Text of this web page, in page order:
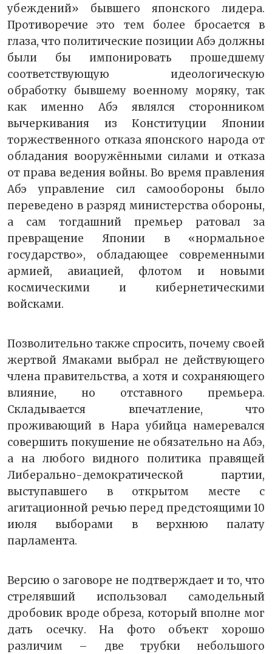
убеждений» бывшего японского лидера.
Противоречие это тем более бросается в
глаза, что политические позиции Абэ должны
были бы импонировать прошедшему
соответствующую идеологическую
обработку бывшему военному моряку, так
как именно Абэ являлся сторонником
вычеркивания из Конституции Японии
торжественного отказа японского народа от
обладания вооружёнными силами и отказа
от права ведения войны. Во время правления
Абэ управление сил самообороны было
переведено в разряд министерства обороны,
а сам тогдашний премьер ратовал за
превращение Японии в «нормальное
государство», обладающее современными
армией, авиацией, флотом и новыми
космическими и кибернетическими
войсками.
Позволительно также спросить, почему своей
жертвой Ямаками выбрал не действующего
члена правительства, а хотя и сохраняющего
влияние, но отставного премьера.
Складывается впечатление, что
проживающий в Нара убийца намеревался
совершить покушение не обязательно на Абэ,
а на любого видного политика правящей
Либерально-демократической партии,
выступавшего в открытом месте с
агитационной речью перед предстоящими 10
июля выборами в верхнюю палату
парламента.
Версию о заговоре не подтверждает и то, что
стрелявший использовал самодельный
дробовик вроде обреза, который вполне мог
дать осечку. На фото объект хорошо
различим – две трубки небольшого